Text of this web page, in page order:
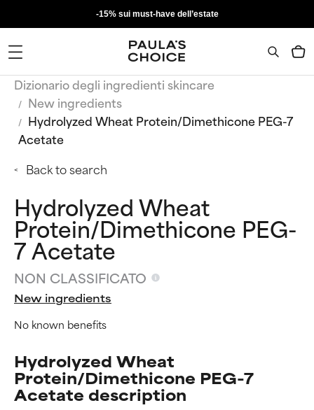
-15% sui must-have dell’estate
Dizionario degli ingredienti skincare
New ingredients
Hydrolyzed Wheat Protein/Dimethicone PEG-7
Acetate
Back to search
Hydrolyzed Wheat
Protein/Dimethicone PEG-
7 Acetate
NON CLASSIFICATO
New ingredients
No known benefits
Hydrolyzed Wheat
Protein/Dimethicone PEG-7
Acetate description